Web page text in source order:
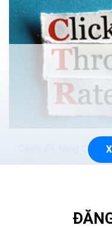
Cách để tăng CTR
125% tỷ lệ nhấp
click through rate)